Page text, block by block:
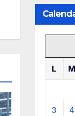
L M
3 4